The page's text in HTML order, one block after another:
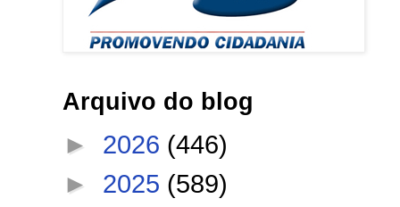
Arquivo do blog
► 2026 (446)
► 2025 (589)